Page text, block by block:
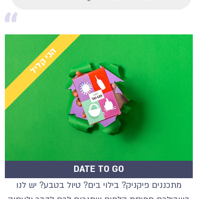
הכי קליל
DATE TO GO
מתכננים פיקניק? בילוי בים? טיול בטבע? יש לנו